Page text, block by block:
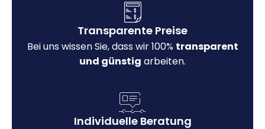
Transparente Preise
Bei uns wissen Sie, dass wir 100% transparent
und günstig arbeiten.
Individuelle Beratung